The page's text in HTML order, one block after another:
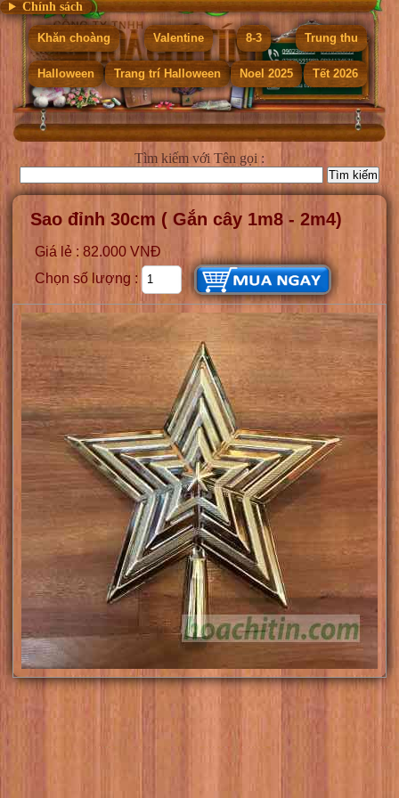
Chính sách
Khăn choàng Valentine 8-3 Trung thu
Halloween Trang trí Halloween Noel 2025 Tết 2026
Tìm kiếm với Tên gọi :
Sao đỉnh 30cm ( Gắn cây 1m8 - 2m4)
Giá lẻ : 82.000 VNĐ
Chọn số lượng :